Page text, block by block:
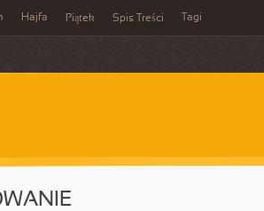
Hajfa Piątek Spis Treści Tagi